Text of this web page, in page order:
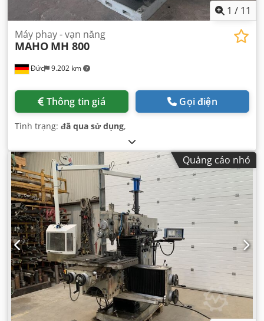
1 / 11
Đức 9.202 km
Máy phay - vạn năng
MAHO MH 800
Thông tin giá Gọi điện
Tình trạng: đã qua sử dụng,
Quảng cáo nhỏ